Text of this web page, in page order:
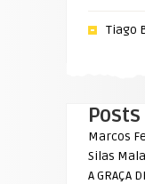
Tiago
Marcos
Silas
A GRAÇA